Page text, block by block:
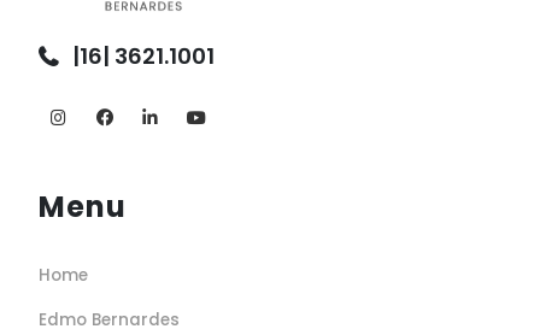
|16| 3621.1001
Menu
Home
Edmo Bernardes